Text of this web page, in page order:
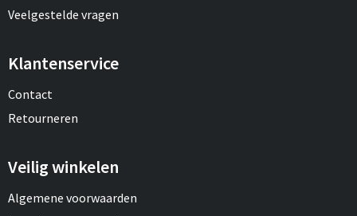
Veelgestelde vragen
Klantenservice
Contact
Retourneren
Veilig winkelen
Algemene voorwaarden